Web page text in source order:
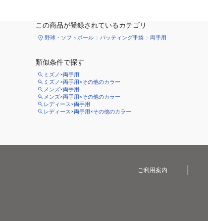
この商品が登録されているカテゴリ
野球・ソフトボール バッティング手袋 両手用
類似条件で探す
ミズノ×両手用
ミズノ×両手用×その他のカラー
メンズ×両手用
メンズ×両手用×その他のカラー
レディース×両手用
レディース×両手用×その他のカラー
ご利用案内